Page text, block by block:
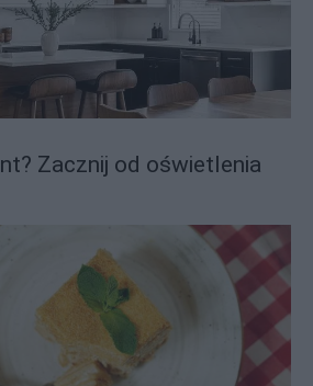
Zacznij od oświetlenia